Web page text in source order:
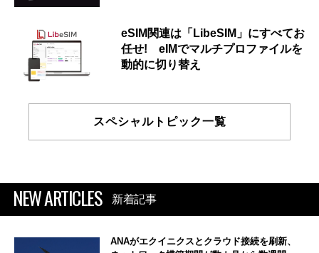
eSIM関連は「LibeSIM」にすべてお
任せ! eIMでマルチプロファイルを
動的に切り替え
スペシャルトピック一覧
NEW ARTICLES 新着記事
ANAがエクイニクスとクラウド接続を刷新、